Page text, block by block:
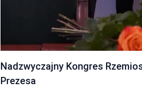
Nadzwyczajny Kongres
Prezesa